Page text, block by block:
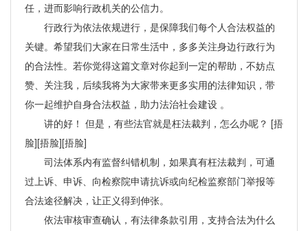
任，进而影响行政机关的公信力。
行政行为依法依规进行，是保障我们每个人合法权益的
关键。希望我们大家在日常生活中，多多关注身边行政行为
的合法性。若你觉得这篇文章对你起到一定的帮助，不妨点
赞、关注我，后续我将为大家带来更多实用的法律知识，带
你一起维护自身合法权益，助力法治社会建设 。
讲的好！ 但是，有些法官就是枉法裁判，怎么办呢？ [捂
脸][捂脸][捂脸]
司法体系内有监督纠错机制，如果真有枉法裁判，可通
过上诉、申诉、向检察院申请抗诉或向纪检监察部门举报等
合法途径解决，让正义得到伸张。
依法审核审查确认，有法律条款引用，支持合法为什么